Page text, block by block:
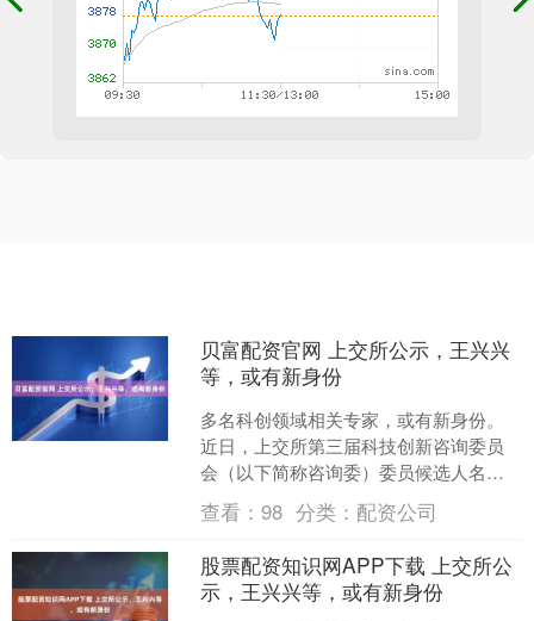
贝富配资官网 上交所公示，王兴兴
等，或有新身份
多名科创领域相关专家，或有新身份。
近日，上交所第三届科技创新咨询委员
会（以下简称咨询委）委员候选人名单
公示。中国证券报记者梳理发现，名单
共有60人，多为科创相....
查看：98 分类： 配资公司
股票配资知识网APP下载 上交所公
示，王兴兴等，或有新身份